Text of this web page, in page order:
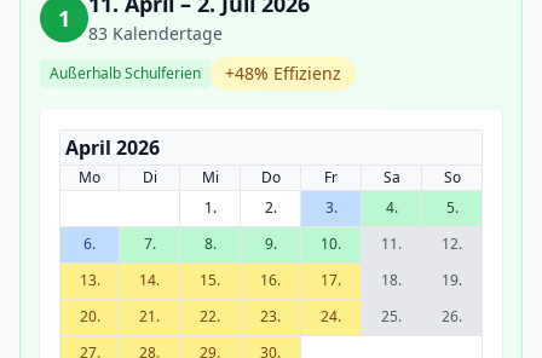
1
83 Kalendertage
Außerhalb Schulferien +48% Effizienz
April 2026
Mo Di Mi Do Fr Sa
So
1.
2. 3. 4.
5.
6.
7. 8. 9. 10. 11.
12.
13.
14. 15. 16. 17. 18.
19.
20.
21. 22. 23. 24. 25.
26.
27.
28. 29. 30.